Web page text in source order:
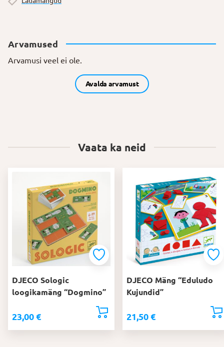
Arvamused
Arvamusi veel ei ole.
Avalda arvamust
Vaata ka neid
DJECO Sologic
loogikamäng “Dogmino”
23,00 €
DJECO Mäng “Eduludo
Kujundid”
21,50 €